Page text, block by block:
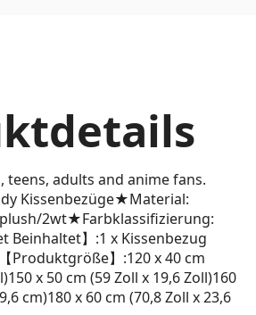
adults and anime fans.
Kissenbezüge★Material:
2wt★Farbklassifizierung:
Beinhaltet】:1 x Kissenbezug
Produktgröße】:120 x 40 cm
x 50 cm (59 Zoll x 19,6 Zoll)160
cm)180 x 60 cm (70,8 Zoll x 23,6